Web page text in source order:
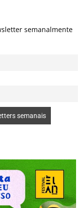
semanalmente